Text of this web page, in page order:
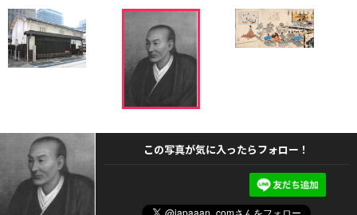
この写真が気に入ったらフォロー！